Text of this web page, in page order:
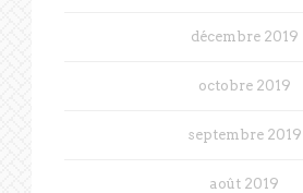
décembre 2019
octobre 2019
septembre 2019
août 2019